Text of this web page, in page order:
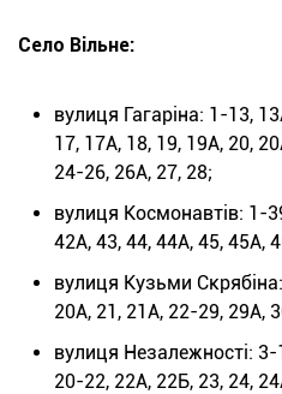
Село Вільне:
вулиця Гагаріна: 1-13,
17, 17А, 18, 19, 19А, 20,
24-26, 26А, 27, 28;
вулиця Космонавтів: 1-
42А, 43, 44, 44А, 45, 45А,
вулиця Кузьми
20А, 21, 21А, 22-29, 29А,
вулиця Незалежності:
20-22, 22А, 22Б, 23, 24,